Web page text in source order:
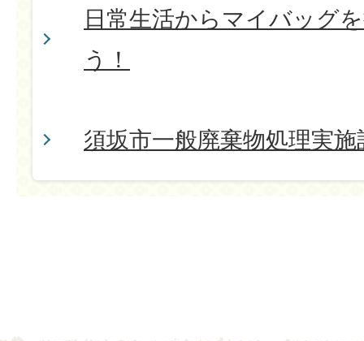
日常生活からマイバッグ
う！
須坂市一般廃棄物処理実施